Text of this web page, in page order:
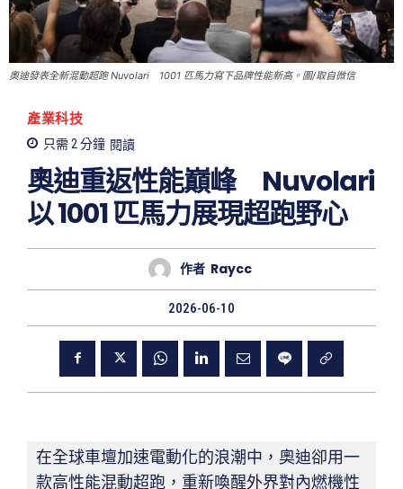
奧迪發表全新混動超跑 Nuvolari 1001 匹馬力寫下品牌性能新高。圖/取自微信
產業科技
只需 2分鐘 閱讀
奧迪重返性能巔峰 Nuvolari
以 1001 匹馬力展現超跑野心
作者 Raycc
2026-06-10
在全球車壇加速電動化的浪潮中，奧迪卻用一
款高性能混動超跑，重新喚醒外界對內燃機性